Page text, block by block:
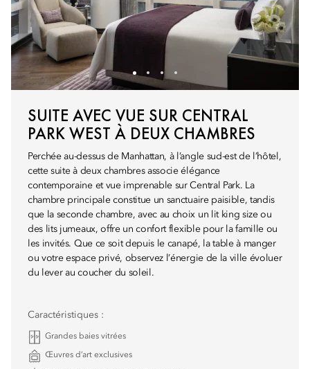
SUITE AVEC VUE SUR CENTRAL
PARK WEST À DEUX CHAMBRES
Perchée au-dessus de Manhattan, à l’angle sud-est de l’hôtel,
cette suite à deux chambres associe élégance
contemporaine et vue imprenable sur Central Park. La
chambre principale constitue un sanctuaire paisible, tandis
que la seconde chambre, avec au choix un lit king size ou
des lits jumeaux, offre un confort flexible pour la famille ou
les invités. Que ce soit depuis le canapé, la table à manger
ou votre espace privé, observez l’énergie de la ville évoluer
du lever au coucher du soleil.
Caractéristiques :
Grandes baies vitrées
Œuvres d’art exclusives